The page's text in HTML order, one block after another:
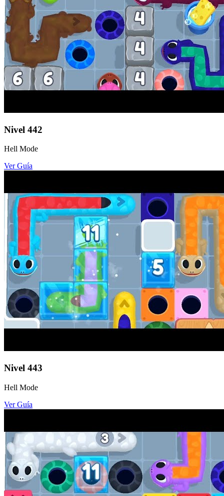
Nivel 442
Hell Mode
Ver Guía
Nivel 443
Hell Mode
Ver Guía